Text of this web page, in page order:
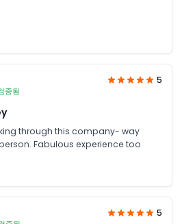
증됨
5
through this company- way
Fabulous experience too
5